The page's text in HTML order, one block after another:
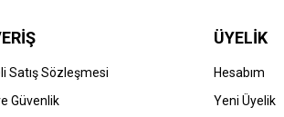
Satış Sözleşmesi
Güvenlik
ÜYELİK
Hesabım
Yeni Üyelik